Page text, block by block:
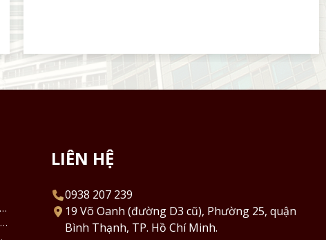
LIÊN HỆ
0938 207 239
19 Võ Oanh (đường D3 cũ), Phường 25, quận
Bình Thạnh, TP. Hồ Chí Minh.